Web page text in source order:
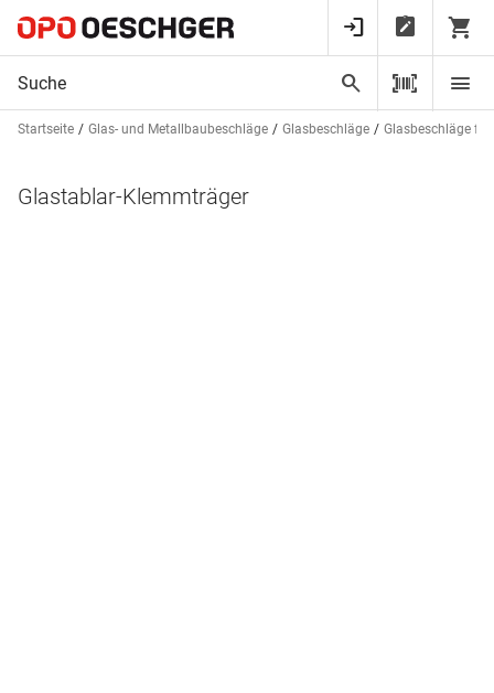
Startseite Glas- und Metallbaubeschläge Glasbeschläge Glasbeschläge für
Glastablar-Klemmträger